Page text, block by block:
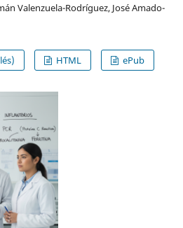
Valenzuela-Rodríguez, José Amado-
HTML ePub